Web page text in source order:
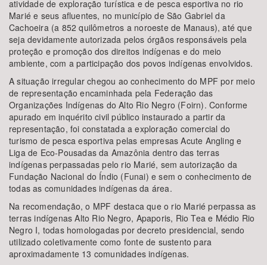
BUSCAR
atividade de exploração turística e de pesca esportiva no rio
Marié e seus afluentes, no município de São Gabriel da
Cachoeira (a 852 quilômetros a noroeste de Manaus), até que
seja devidamente autorizada pelos órgãos responsáveis pela
proteção e promoção dos direitos indígenas e do meio
ambiente, com a participação dos povos indígenas envolvidos.
A situação irregular chegou ao conhecimento do MPF por meio
de representação encaminhada pela Federação das
Organizações Indígenas do Alto Rio Negro (Foirn). Conforme
apurado em inquérito civil público instaurado a partir da
representação, foi constatada a exploração comercial do
turismo de pesca esportiva pelas empresas Acute Angling e
Liga de Eco-Pousadas da Amazônia dentro das terras
indígenas perpassadas pelo rio Marié, sem autorização da
Fundação Nacional do Índio (Funai) e sem o conhecimento de
todas as comunidades indígenas da área.
Na recomendação, o MPF destaca que o rio Marié perpassa as
terras indígenas Alto Rio Negro, Apaporis, Rio Tea e Médio Rio
Negro I, todas homologadas por decreto presidencial, sendo
utilizado coletivamente como fonte de sustento para
aproximadamente 13 comunidades indígenas.